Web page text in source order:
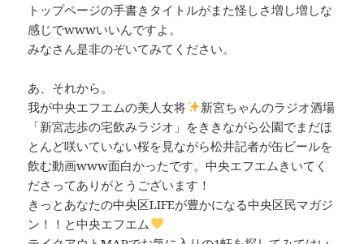
トップページの手書きタイトルがまた怪しさ増し増しな
感じでwwwいいんですよ。
みなさん是非のぞいてみてください。
あ、それから。
我が中央エフエムの美人女将
新宮ちゃんのラジオ酒場
「新宮志歩の宅飲みラジオ」をききながら公園でまだほ
とんど咲いていない桜を見ながら松井記者が缶ビールを
飲む動画www面白かったです。中央エフエムきいてく
ださってありがとうございます！
きっとあなたの中央区LIFEが豊かになる中央区民マガジ
ン！！と中央エフエム